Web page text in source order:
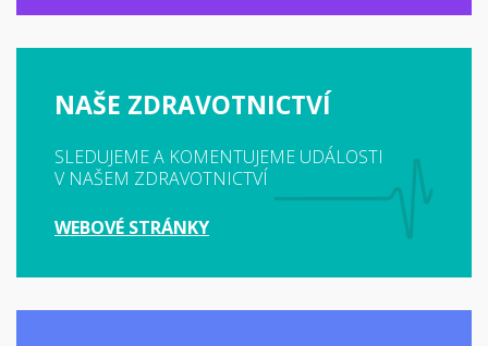
NAŠE ZDRAVOTNICTVÍ
SLEDUJEME A KOMENTUJEME UDÁLOSTI
V NAŠEM ZDRAVOTNICTVÍ
WEBOVÉ STRÁNKY